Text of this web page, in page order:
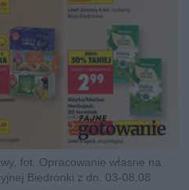
fot. Opracowanie własne na
Biedronki z dn. 03-08.08